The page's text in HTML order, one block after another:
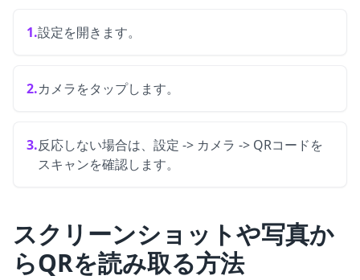
1.設定を開きます。
2.カメラをタップします。
3.反応しない場合は、設定 -> カメラ -> QRコードを
スキャンを確認します。
スクリーンショットや写真か
らQRを読み取る方法